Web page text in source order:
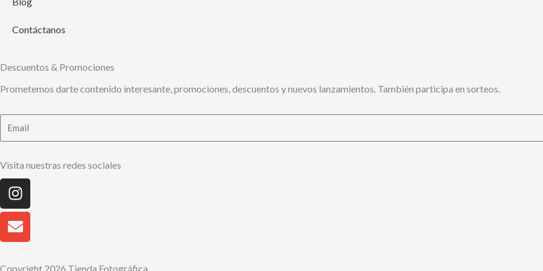
Contáctanos
Descuentos & Promociones
Prometemos darte contenido interesante, promociones, descuentos y nuevos lanzamientos. También participa en sorteos.
Email
Visita nuestras redes sociales
Instagram
Envelope
Copyright 2026 Tienda Fotográfica